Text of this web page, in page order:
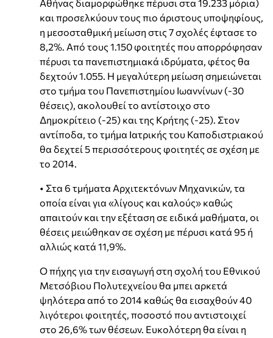
Αθήνας διαμορφώθηκε πέρυσι στα 19.233 μόρια)
και προσελκύουν τους πιο άριστους υποψηφίους,
η μεσοσταθμική μείωση στις 7 σχολές έφτασε το
8,2%. Από τους 1.150 φοιτητές που απορρόφησαν
πέρυσι τα πανεπιστημιακά ιδρύματα, φέτος θα
δεχτούν 1.055. Η μεγαλύτερη μείωση σημειώνεται
στο τμήμα του Πανεπιστημίου Ιωαννίνων (-30
θέσεις), ακολουθεί το αντίστοιχο στο
Δημοκρίτειο (-25) και της Κρήτης (-25). Στον
αντίποδα, το τμήμα Ιατρικής του Καποδιστριακού
θα δεχτεί 5 περισσότερους φοιτητές σε σχέση με
το 2014.
• Στα 6 τμήματα Αρχιτεκτόνων Μηχανικών, τα
οποία είναι για «λίγους και καλούς» καθώς
απαιτούν και την εξέταση σε ειδικά μαθήματα, οι
θέσεις μειώθηκαν σε σχέση με πέρυσι κατά 95 ή
αλλιώς κατά 11,9%.
Ο πήχης για την εισαγωγή στη σχολή του Εθνικού
Μετσόβιου Πολυτεχνείου θα μπει αρκετά
ψηλότερα από το 2014 καθώς θα εισαχθούν 40
λιγότεροι φοιτητές, ποσοστό που αντιστοιχεί
στο 26,6% των θέσεων. Ευκολότερη θα είναι η